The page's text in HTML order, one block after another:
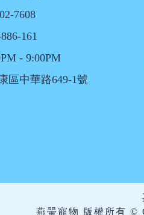
7608
161
- 9:00PM
區中華路649-1號
燕翬寵物 版權所有 ©